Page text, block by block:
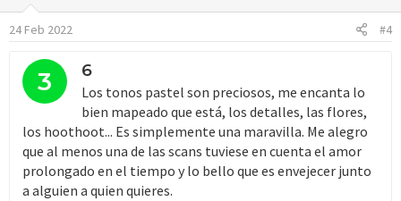
o
n
s
24 Feb 2022 #4
3 6
Los tonos pastel son preciosos, me encanta lo
bien mapeado que está, los detalles, las flores,
los hoothoot... Es simplemente una maravilla. Me alegro
que al menos una de las scans tuviese en cuenta el amor
prolongado en el tiempo y lo bello que es envejecer junto
a alguien a quien quieres.